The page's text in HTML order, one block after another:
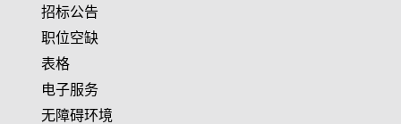
招标公告
职位空缺
表格
电子服务
无障碍环境